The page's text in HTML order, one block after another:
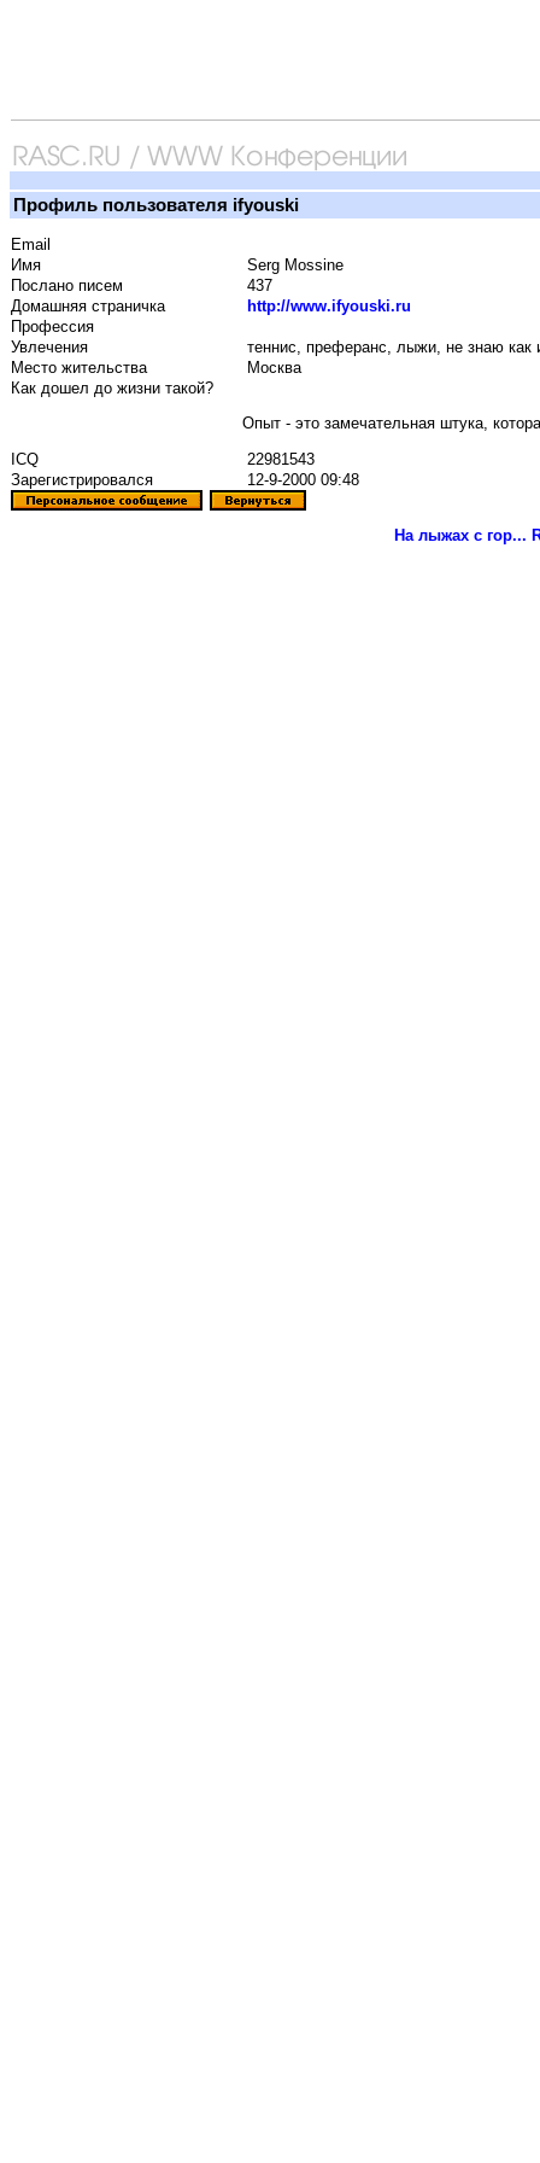
Профиль пользователя ifyouski
Email
Имя
Serg Mossine
Послано писем
437
Домашняя страничка
http://www.ifyouski.ru
Профессия
Увлечения
теннис, преферанс, лыжи, не знаю как
Место жительства
Москва
Как дошел до жизни такой?
Опыт - это замечательная штука,
ICQ
22981543
Зарегистрировался
12-9-2000 09:48
На лыжах с гор...